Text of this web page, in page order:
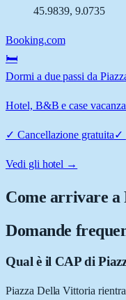
45.9839, 9.0735
Booking.com
🛏️
Dormi a due passi da
Hotel, B&B e case
✓ Cancellazione gratuita✓
Vedi gli hotel →
Come arrivare a
Domande
Qual è il CAP di
Piazza Della Vittoria